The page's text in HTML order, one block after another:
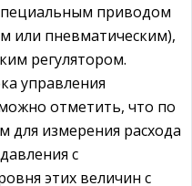
приводом
или пневматическим),
регулятором.
управления
отметить, что по
для измерения расхода
с
этих величин с